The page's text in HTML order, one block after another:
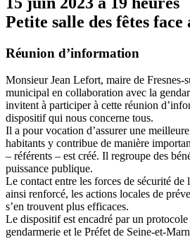
Petite salle des fêtes face
Réunion d’information
Monsieur Jean Lefort, maire de Fresnes-
municipal en collaboration avec la
invitent à participer à cette réunion
dispositif qui nous concerne tous.
Il a pour vocation d’assurer une
habitants y contribue de manière
– référents – est créé. Il regroupe des
puissance publique.
Le contact entre les forces de sécurité de
ainsi renforcé, les actions locales de
s’en trouvent plus efficaces.
Le dispositif est encadré par un
gendarmerie et le Préfet de Seine-et-